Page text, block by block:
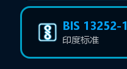
BIS 13252-1
印度标准